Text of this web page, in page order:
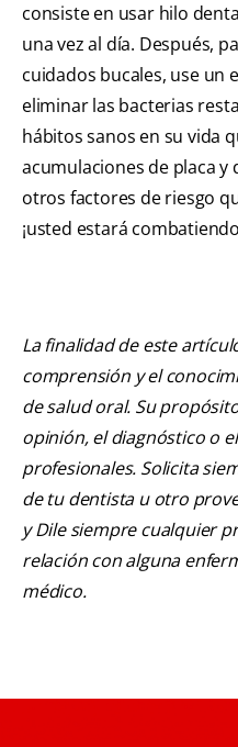
consiste en usar hilo
una vez al día. Después,
cuidados bucales, use un
eliminar las bacterias
hábitos sanos en su vida
acumulaciones de placa
otros factores de riesgo
¡usted estará
La finalidad de este
comprensión y el
de salud oral. Su
opinión, el diagnóstico o
profesionales. Solicita
de tu dentista u otro
y Dile siempre cualquier
relación con alguna
médico.